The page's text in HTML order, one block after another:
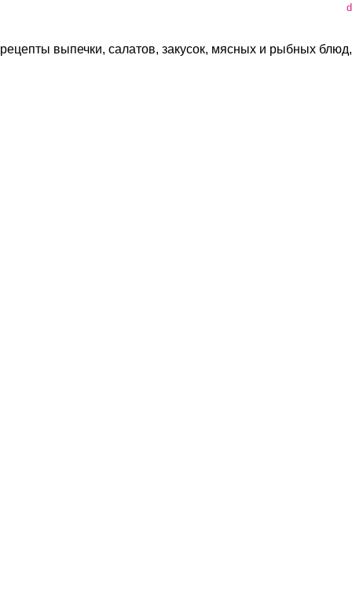
рецепты выпечки, салатов, закусок, мясных и рыбных